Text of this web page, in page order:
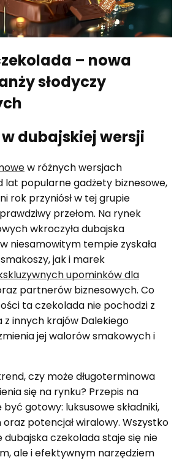
– nowa
słodyczy
dubajskiej wersji
w różnych wersjach
lat popularne gadżety biznesowe,
rok przyniósł w tej grupie
przełom. Na rynek
wkroczyła dubajska
niesamowitym tempie zyskała
jak i marek
upominków dla
partnerów biznesowych. Co
ta czekolada nie pochodzi z
z innych krajów Dalekiego
jej walorów smakowych i
czy może długoterminowa
się na rynku? Przepis na
gotowy: luksusowe składniki,
potencjał wiralowy. Wszystko
dubajska czekolada staje się nie
ale i efektywnym narzędziem